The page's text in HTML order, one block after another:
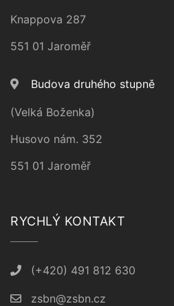
Knappova 287
551 01 Jaroměř
Budova druhého stupně
(Velká Boženka)
Husovo nám. 352
551 01 Jaroměř
RYCHLÝ KONTAKT
(+420) 491 812 630
zsbn@zsbn.cz